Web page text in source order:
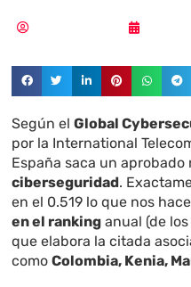
Según elGlobal
por la International
España saca un
ciberseguridad.
en el 0.519 lo que nos
en el ranking anual (de
que elabora la citada
comoColombia, Kenia,